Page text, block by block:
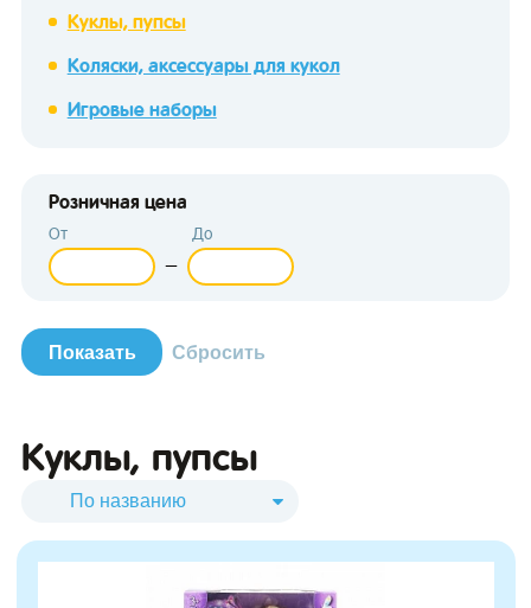
Куклы, пупсы
Коляски, аксессуары для кукол
Игровые наборы
Розничная цена
От
—
До
Куклы, пупсы